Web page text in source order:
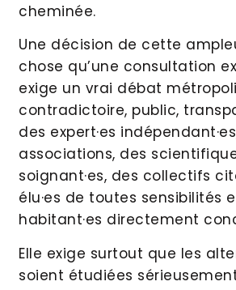
cheminée.
Une décision de cette
chose qu’une consultation
exige un vrai débat
contradictoire, public,
des expert·es
associations, des
soignant·es, des collectifs
élu·es de toutes sensibilités
habitant·es directement
Elle exige surtout que les
soient étudiées